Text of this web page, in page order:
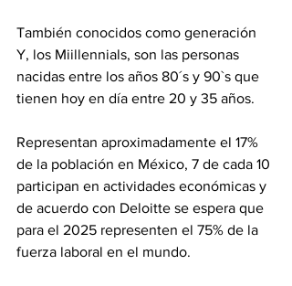
También conocidos como generación
Y, los Miillennials, son las personas
nacidas entre los años 80´s y 90`s que
tienen hoy en día entre 20 y 35 años.
Representan aproximadamente el 17%
de la población en México, 7 de cada 10
participan en actividades económicas y
de acuerdo con Deloitte se espera que
para el 2025 representen el 75% de la
fuerza laboral en el mundo.